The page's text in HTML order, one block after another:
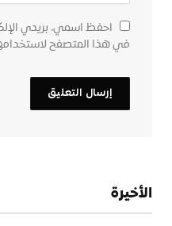
احفظ اسمي، بريدي
في هذا المتصفح
الأخيرة